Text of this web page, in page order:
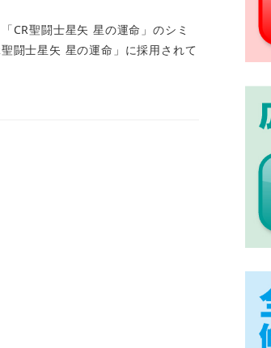
CR聖闘士星矢 星の運命」のシミ
闘士星矢 星の運命」に採用されて